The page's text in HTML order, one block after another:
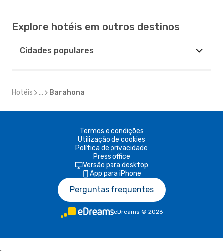
Explore hotéis em outros destinos
Cidades populares
Hotéis ... Barahona
Termos e condições
Utilização de cookies
Política de privacidade
Press office
Versão para desktop
App para iPhone
Perguntas frequentes
eDreams © 2026